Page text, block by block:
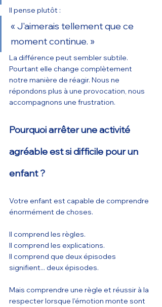
Il pense plutôt :
« J'aimerais tellement que ce
moment continue. »
La différence peut sembler subtile.
Pourtant elle change complètement
notre manière de réagir. Nous ne
répondons plus à une provocation, nous
accompagnons une frustration.
Pourquoi arrêter une activité
agréable est si difficile pour un
enfant ?
Votre enfant est capable de comprendre
énormément de choses.
Il comprend les règles.
Il comprend les explications.
Il comprend que deux épisodes
signifient... deux épisodes.
Mais comprendre une règle et réussir à la
respecter lorsque l'émotion monte sont